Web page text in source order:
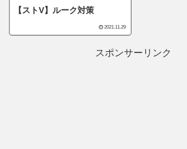
【ストV】ルーク対策
2021.11.29
スポンサーリンク